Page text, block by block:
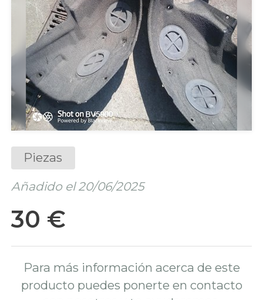
Piezas
Añadido el 20/06/2025
30 €
Para más información acerca de este
producto puedes ponerte en contacto